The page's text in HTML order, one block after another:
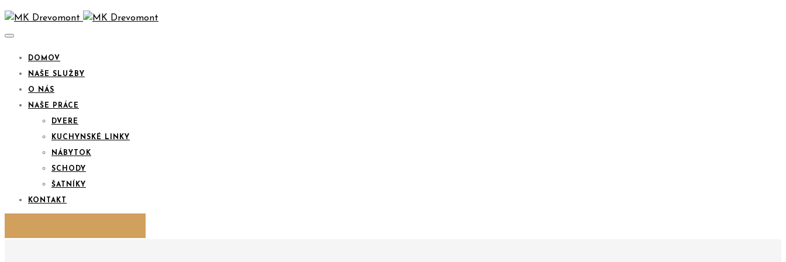
DOMOV
NAŠE SLUŽBY
O NÁS
NAŠE PRÁCE
DVERE
KUCHYNSKÉ LINKY
NÁBYTOK
SCHODY
ŠATNÍKY
KONTAKT